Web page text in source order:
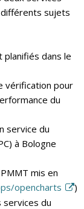
sujets
dans le
vérification pour
du
service du
à Bologne
mis en
opencharts
)
services du